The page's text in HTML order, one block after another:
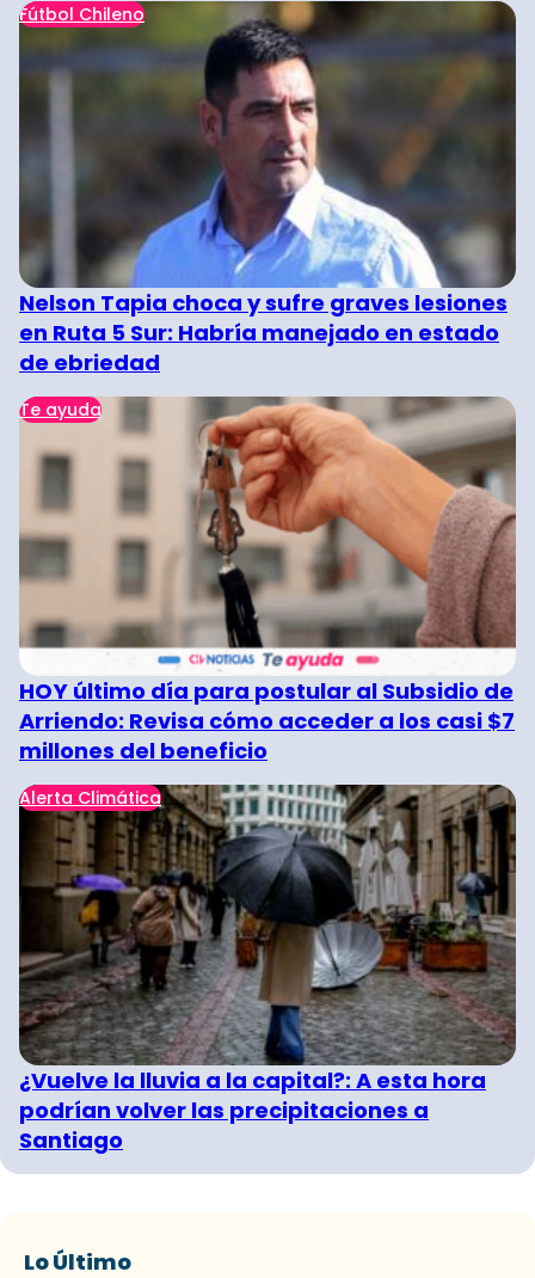
Fútbol Chileno
Nelson Tapia choca y sufre graves lesiones
en Ruta 5 Sur: Habría manejado en estado
de ebriedad
Te ayuda
HOY último día para postular al Subsidio de
Arriendo: Revisa cómo acceder a los casi $7
millones del beneficio
Alerta Climática
¿Vuelve la lluvia a la capital?: A esta hora
podrían volver las precipitaciones a
Santiago
Lo Último